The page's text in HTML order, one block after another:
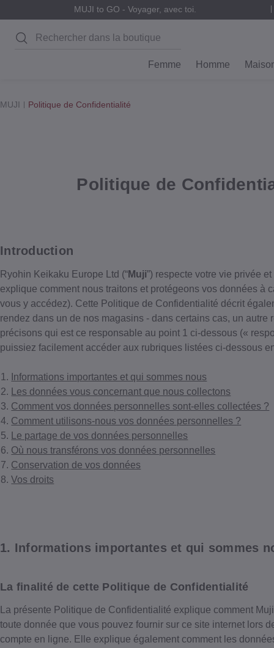
MUJI to GO - Voyager, avec toi.
Rechercher
Femme Homme
MUJI Politique de Confidentialité
Politique de
Introduction
Ryohin Keikaku Europe Ltd (“Muji”) respecte votre vie privée
explique comment nous traitons et protégeons vos données à
vous y accédez). Cette Politique de Confidentialité décrit
rendez dans un de nos magasins - dans certains cas, un
précisons qui est ce responsable au point 1 ci-dessous («
puissiez facilement accéder aux rubriques listées ci-dessous
Informations importantes et qui sommes nous
Les données vous concernant que nous collectons
Comment vos données personnelles sont-elles collectées ?
Comment utilisons-nous vos données personnelles ?
Le partage de vos données personnelles
Où nous transférons vos données personnelles
Conservation de vos données
Vos droits
1. Informations importantes et qui sommes
La finalité de cette Politique de Confidentialité
La présente Politique de Confidentialité explique comment
toute donnée que vous pouvez fournir sur ce site internet lors
compte en ligne. Elle explique également comment les